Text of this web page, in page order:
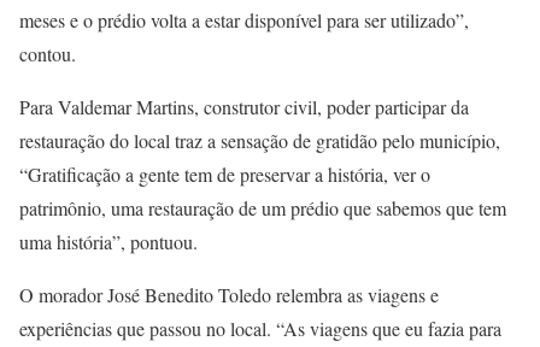
meses e o prédio volta a estar disponível para ser utilizado”,
contou.
Para Valdemar Martins, construtor civil, poder participar da
restauração do local traz a sensação de gratidão pelo município,
“Gratificação a gente tem de preservar a história, ver o
patrimônio, uma restauração de um prédio que sabemos que tem
uma história”, pontuou.
O morador José Benedito Toledo relembra as viagens e
experiências que passou no local. “As viagens que eu fazia para